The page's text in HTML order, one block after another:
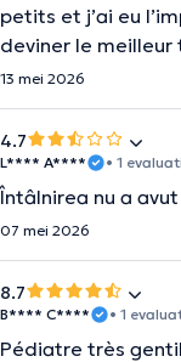
petits et j’ai eu
deviner le
13 mei 2026
4.7
L**** A**** • 1
Întâlnirea nu a
07 mei 2026
8.7
B**** C**** • 1
Pédiatre très